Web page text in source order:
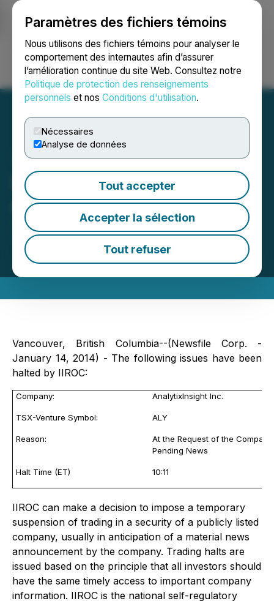
Paramètres des fichiers témoins
Nous utilisons des fichiers témoins pour analyser le
comportement des internautes afin d’assurer
l’amélioration continue du site Web. Consultez notre
Politique de protection des renseignements
personnels et nos Conditions d'utilisation.
Nécessaires
Analyse de données
Tout accepter
Accepter la sélection
Tout refuser
Ouvrir une session Recherche English
IIROC Trade Halt -
AnalytixInsight Inc.
January 14, 2014 10:18 AM EST | Source:
AnalytixInsight Inc.
Vancouver, British Columbia--(Newsfile Corp. -
January 14, 2014) - The following issues have been
halted by IIROC:
Company: AnalytixInsight Inc.
TSX-Venture Symbol: ALY
Reason:
At the Request of the Company
Pending News
Halt Time (ET) 10:11
IIROC can make a decision to impose a temporary
suspension of trading in a security of a publicly listed
company, usually in anticipation of a material news
announcement by the company. Trading halts are
issued based on the principle that all investors should
have the same timely access to important company
information. IIROC is the national self-regulatory